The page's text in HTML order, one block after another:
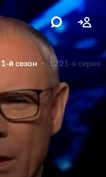
1-й сезон 1221-я серия